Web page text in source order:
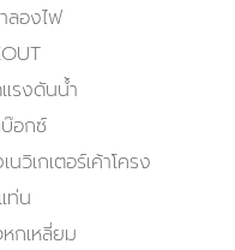
ลองไฟ
รงดันน้ำ
อกซ์
นวิเกเตอร์เค้าโครง
ท่น
หกเหลี่ยม